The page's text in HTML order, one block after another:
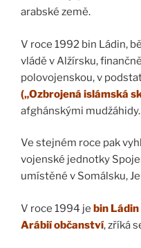
arabské země.
V roce 1992 bin Ládin,
vládě v Alžírsku,
polovojenskou, v
(„Ozbrojená islámská
afghánskými mudžáhidy.
Ve stejném roce pak
vojenské jednotky
umístěné v Somálsku,
V roce 1994 je bin Ládin
Arábií občanství, zříká